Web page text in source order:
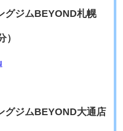
グジムBEYOND札幌
）
グジムBEYOND大通店